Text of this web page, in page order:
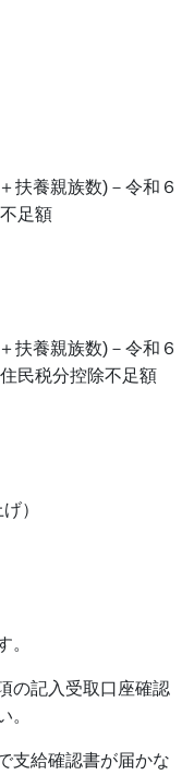
養親族数)－令和６
足額
養親族数)－令和６
民税分控除不足額
）
記入受取口座確認
。
給確認書が届かな